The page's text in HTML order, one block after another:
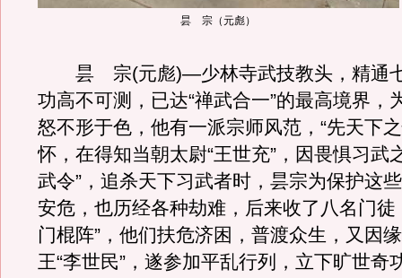
昙 宗（元彪）
昙 宗(元彪)―少林寺武技教头，精通
功高不可测，已达“禅武合一”的最高境界，
怒不形于色，他有一派宗师风范，“先天下
怀，在得知当朝太尉“王世充”，因畏惧习武
武令”，追杀天下习武者时，昙宗为保护这
安危，也历经各种劫难，后来收了八名门徒
门棍阵”，他们扶危济困，普渡众生，又因
王“李世民”，遂参加平乱行列，立下旷世奇